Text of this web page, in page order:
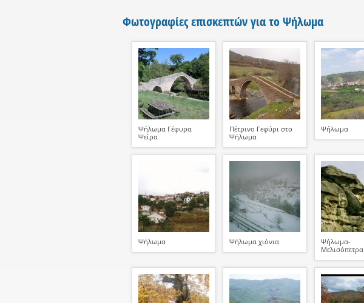
Φωτογραφίες επισκεπτών για το Ψήλωμα
Ψήλωμα Γέφυρα
Ψείρα
Πέτρινο Γεφύρι στο
Ψήλωμα
Ψήλωμα
Ψήλωμα Ψήλωμα χιόνια
Ψήλωμα-
Μελισόπετρα